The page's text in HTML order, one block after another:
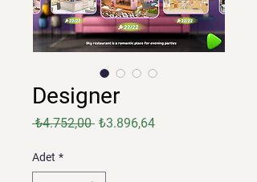
Designer
₺4.752,00 Normal
₺3.896,64İndirimli
Adet *